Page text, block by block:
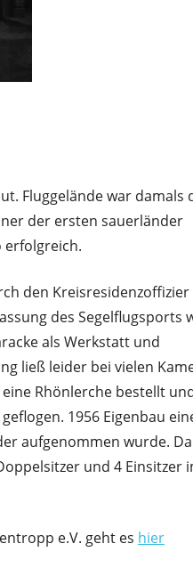
Fluggelände war damals
der ersten sauerländer
erfolgreich.
den Kreisresidenzoffizier
des Segelflugsports
als Werkstatt und
ließ leider bei vielen
Rhönlerche bestellt
1956 Eigenbau
aufgenommen wurde.
und 4 Einsitzer
e.V. geht es hier